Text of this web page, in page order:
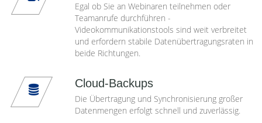
Egal ob Sie an Webinaren teilnehmen oder
Teamanrufe durchführen -
Videokommunikationstools sind weit verbreitet
und erfordern stabile Datenübertragungsraten in
beide Richtungen.
Cloud-Backups
Die Übertragung und Synchronisierung großer
Datenmengen erfolgt schnell und zuverlässig.